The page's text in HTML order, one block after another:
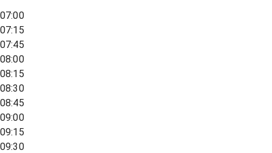
07:00
07:15
07:45
08:00
08:15
08:30
08:45
09:00
09:15
09:30